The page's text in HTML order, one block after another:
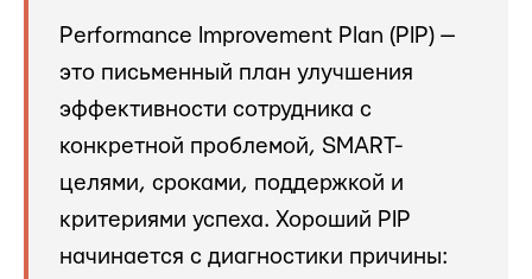
Performance Improvement Plan (PIP) —
это письменный план улучшения
эффективности сотрудника с
конкретной проблемой, SMART-
целями, сроками, поддержкой и
критериями успеха. Хороший PIP
начинается с диагностики причины: